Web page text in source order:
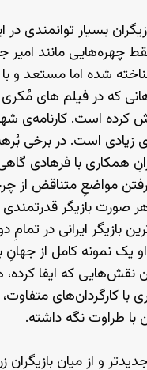
بسیار توانمندی
چهره‌هایی مانند امیر
شده اما مستعد و
که در فیلم های
کرده است. کارنامه‌ی
زیادی است. در برخی
همکاری با فرهادی
مواضعِ متناقض از
صورت بازیگر
بازیگر ایرانی در تمامِ
یک نمونه کامل از جهانِ
که ایفا
کارگردان‌های متفاوت،
طراوت نگه داشته.
و از میان بازیگران